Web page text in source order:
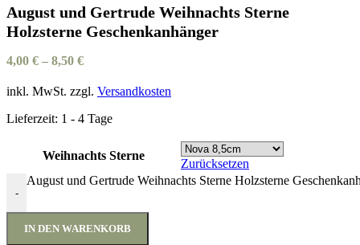
August und Gertrude Weihnachts Sterne
Holzsterne Geschenkanhänger
4,00 € – 8,50 €
inkl. MwSt. zzgl. Versandkosten
Lieferzeit: 1 - 4 Tage
Weihnachts Sterne
Zurücksetzen
-
August und Gertrude Weihnachts Sterne Holzsterne
IN DEN WARENKORB